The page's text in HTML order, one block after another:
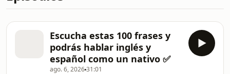
Escucha estas 100 frases y
podrás hablar inglés y
español como un nativo ✅
ago. 6, 202631:01